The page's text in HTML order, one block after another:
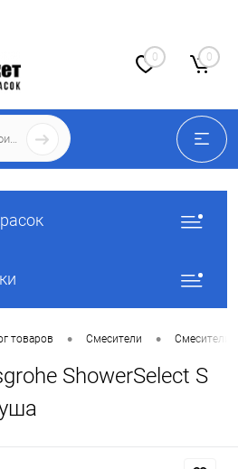
0 0
товаров • Смесители • Смесители
ShowerSelect S